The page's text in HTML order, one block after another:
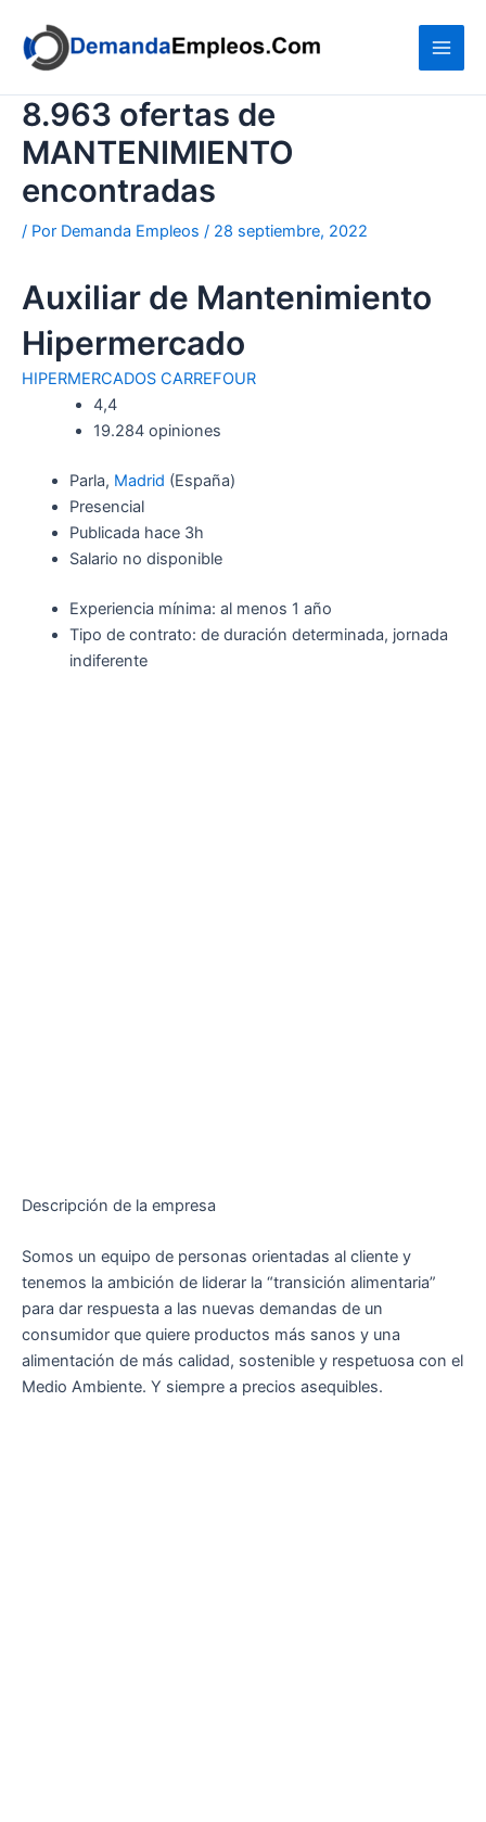
contenido
8.963 ofertas de
MANTENIMIENTO
encontradas
/ Por Demanda Empleos / 28 septiembre, 2022
Auxiliar de Mantenimiento
Hipermercado
HIPERMERCADOS CARREFOUR
4,4
19.284 opiniones
Parla, Madrid (España)
Presencial
Publicada hace 3h
Salario no disponible
Experiencia mínima: al menos 1 año
Tipo de contrato: de duración determinada, jornada
indiferente
Descripción de la empresa
Somos un equipo de personas orientadas al cliente y
tenemos la ambición de liderar la “transición alimentaria”
para dar respuesta a las nuevas demandas de un
consumidor que quiere productos más sanos y una
alimentación de más calidad, sostenible y respetuosa con el
Medio Ambiente. Y siempre a precios asequibles.